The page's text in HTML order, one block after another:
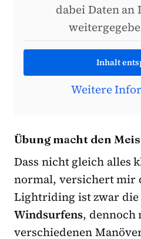
dabei Daten
Inhalt
Weitere
Übung macht den
Dass nicht gleich alles
normal, versichert mir
Lightriding ist zwar die
Windsurfens, dennoch
verschiedenen